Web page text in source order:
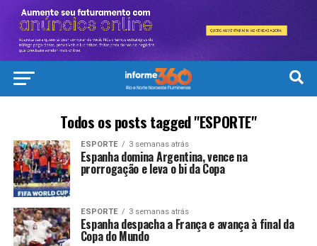
Todos os posts tagged "ESPORTE"
ESPORTE 3 semanas atrás
Espanha domina Argentina, vence na
prorrogação e leva o bi da Copa
ESPORTE 3 semanas atrás
Espanha despacha a França e avança à final da
Copa do Mundo